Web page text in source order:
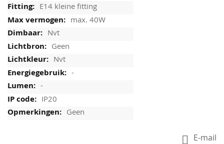
E14 kleine fitting
max. 40W
Nvt
Geen
Nvt
-
-
IP20
Geen
E-mail